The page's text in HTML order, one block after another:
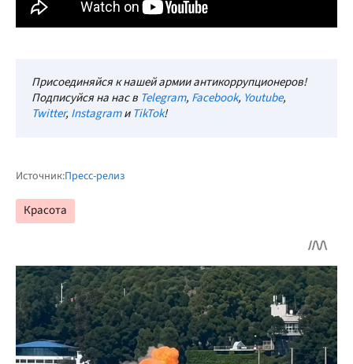
Присоединяйся к нашей армии антикоррупционеров!
Подписуйся на нас в Telegram, Facebook, Youtube,
Twitter, InstagramиTikTok!
Источник:Пресс-релиз
Красота